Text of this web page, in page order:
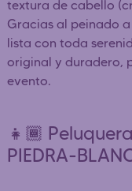
textura de cabello
Gracias al peinado
lista con toda
original y duradero,
evento.
👧🏾
PIEDRA-